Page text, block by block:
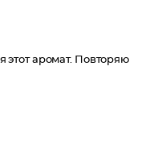
этот аромат. Повторяю